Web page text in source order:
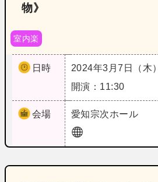
物》
室内楽
日時
2024年3月7日（木）
開演：11:30
会場 愛知宗次ホール